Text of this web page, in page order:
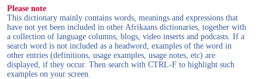
Please note
This dictionary mainly contains words, meanings and expressions that
have not yet been included in other Afrikaans dictionaries, together with
a collection of language columns, blogs, video inserts and podcasts. If a
search word is not included as a headword, examples of the word in
other entries (definitions, usage examples, usage notes, etc) are
displayed, if they occur. Then search with CTRL-F to highlight such
examples on your screen.